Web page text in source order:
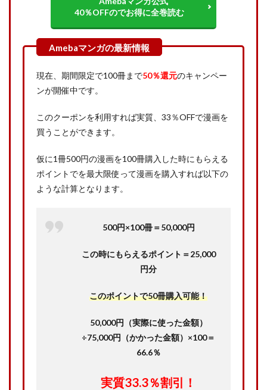
40％OFFのでお得に全巻読む
現在、期間限定で100冊まで50％還元のキャンペー
ンが開催中です。
このクーポンを利用すれば実質、33％OFFで漫画を
買うことができます。
仮に1冊500円の漫画を100冊購入した時にもらえる
ポイントでを最大限使って漫画を購入すれば以下の
ような計算となります。
500円×100冊＝50,000円
この時にもらえるポイント＝25,000
円分
このポイントで50冊購入可能！
50,000円（実際に使った金額）
÷75,000円（かかった金額）×100＝
66.6％
実質33.3％割引！